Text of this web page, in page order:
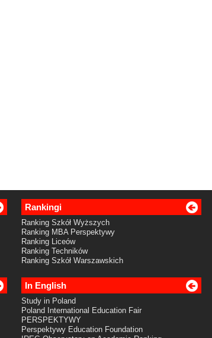
Rankingi
Ranking Szkół Wyższych
Ranking MBA Perspektywy
Ranking Liceów
Ranking Techników
Ranking Szkół Warszawskich
In English
Study in Poland
Poland International Education Fair
PERSPEKTYWY
Perspektywy Education Foundation